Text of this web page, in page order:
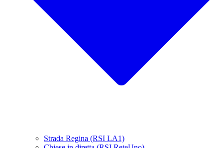
Strada Regina (RSI LA1)